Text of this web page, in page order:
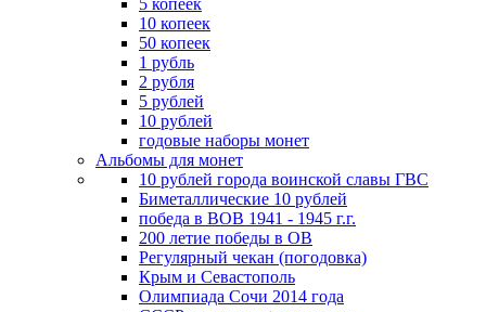
5 копеек
10 копеек
50 копеек
1 рубль
2 рубля
5 рублей
10 рублей
годовые наборы монет
Альбомы для монет
10 рублей города воинской славы ГВС
Биметаллические 10 рублей
победа в ВОВ 1941 - 1945 г.г.
200 летие победы в ОВ
Регулярный чекан (погодовка)
Крым и Севастополь
Олимпиада Сочи 2014 года